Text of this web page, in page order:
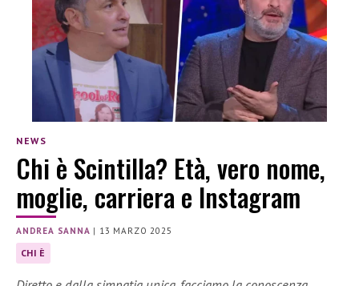
NEWS
Chi è Scintilla? Età, vero nome,
moglie, carriera e Instagram
ANDREA SANNA | 13 MARZO 2025
CHI È